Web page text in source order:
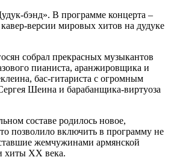
бэнд». В программе концерта –
версии мировых хитов на дудуке
собрал прекрасных музыкантов
пианиста, аранжировщика и
бас-гитариста с огромным
Шеина и барабанщика-виртуоза
составе родилось новое,
позволило включить в программу не
жемчужинами армянской
хиты ХХ века.